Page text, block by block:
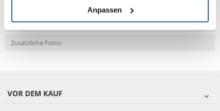
Anpassen
Bewertungen
Zusätzliche Fotos
VOR DEM KAUF